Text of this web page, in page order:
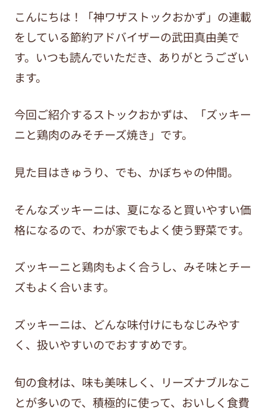
こんにちは！「神ワザストックおかず」の連載
をしている節約アドバイザーの武田真由美で
す。いつも読んでいただき、ありがとうござい
ます。
今回ご紹介するストックおかずは、「ズッキー
ニと鶏肉のみそチーズ焼き 」です。
見た目はきゅうり、でも、かぼちゃの仲間。
そんなズッキーニは、夏になると買いやすい価
格になるので、わが家でもよく使う野菜です。
ズッキーニと鶏肉もよく合うし、みそ味とチー
ズもよく合います。
ズッキーニは、どんな味付けにもなじみやす
く、扱いやすいのでおすすめです。
旬の食材は、味も美味しく、リーズナブルなこ
とが多いので、積極的に使って、おいしく食費